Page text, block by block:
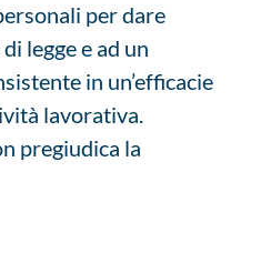
per dare
legge e ad un
in un’efficacie
lavorativa.
pregiudica la